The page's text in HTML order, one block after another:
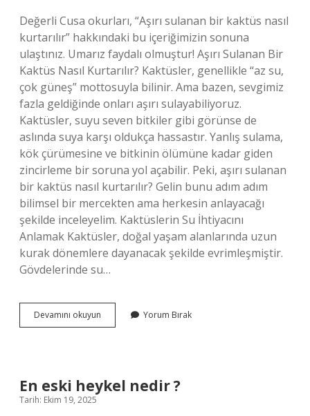
Değerli Cusa okurları, “Aşırı sulanan bir kaktüs nasıl
kurtarılır” hakkındaki bu içeriğimizin sonuna
ulaştınız. Umarız faydalı olmuştur! Aşırı Sulanan Bir
Kaktüs Nasıl Kurtarılır? Kaktüsler, genellikle “az su,
çok güneş” mottosuyla bilinir. Ama bazen, sevgimiz
fazla geldiğinde onları aşırı sulayabiliyoruz.
Kaktüsler, suyu seven bitkiler gibi görünse de
aslında suya karşı oldukça hassastır. Yanlış sulama,
kök çürümesine ve bitkinin ölümüne kadar giden
zincirleme bir soruna yol açabilir. Peki, aşırı sulanan
bir kaktüs nasıl kurtarılır? Gelin bunu adım adım
bilimsel bir mercekten ama herkesin anlayacağı
şekilde inceleyelim. Kaktüslerin Su İhtiyacını
Anlamak Kaktüsler, doğal yaşam alanlarında uzun
kurak dönemlere dayanacak şekilde evrimleşmiştir.
Gövdelerinde su…
Devamını okuyun
sulanan
?
Yorum Bırak
En eski heykel nedir ?
Tarih: Ekim 19, 2025